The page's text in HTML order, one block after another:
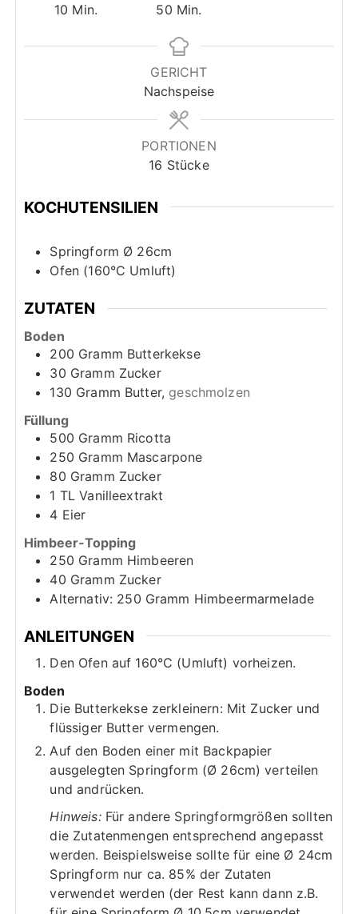
10 M
n
n
Min.
50M
n
u
t
n
Min.
n
GERICHT
Nachspeise
PORTIONEN
16 Stücke
KOCHUTENSILIEN
Springform Ø 26cm
Ofen (160°C Umluft)
ZUTATEN
Boden
200 Gramm Butterkekse
30 Gramm Zucker
130 Gramm Butter, geschmolzen
Füllung
500 Gramm Ricotta
250 Gramm Mascarpone
80 Gramm Zucker
1 TL Vanilleextrakt
4 Eier
Himbeer-Topping
250 Gramm Himbeeren
40 Gramm Zucker
Alternativ: 250 Gramm Himbeermarmelade
ANLEITUNGEN
Den Ofen auf 160°C (Umluft) vorheizen.
Boden
Die Butterkekse zerkleinern: Mit Zucker und
flüssiger Butter vermengen.
Auf den Boden einer mit Backpapier
ausgelegten Springform (Ø 26cm) verteilen
und andrücken.
Hinweis:Für andere Springformgrößen sollten
die Zutatenmengen entsprechend angepasst
werden. Beispielsweise sollte für eine Ø 24cm
Springform nur ca. 85% der Zutaten
verwendet werden (der Rest kann dann z.B.